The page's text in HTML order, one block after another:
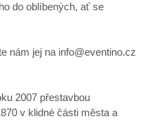
do oblíbených, ať se
nám jej na info@eventino.cz
2007 přestavbou
v klidné části města a